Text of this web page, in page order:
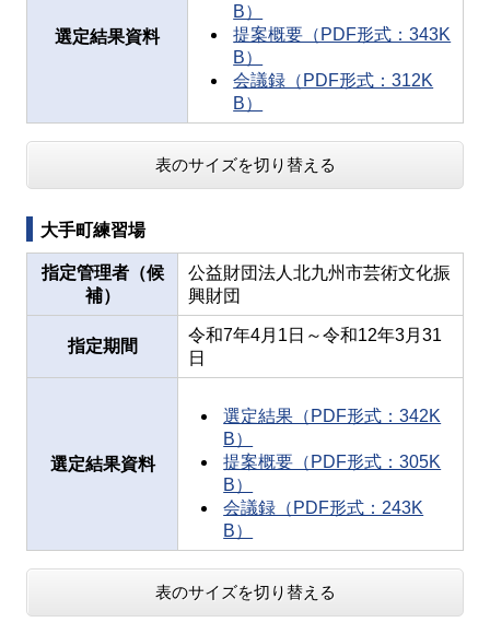
選定結果資料
B）
提案概要（PDF形式：343K
B）
会議録（PDF形式：312K
B）
表のサイズを切り替える
大手町練習場
指定管理者（候
補）
公益財団法人北九州市芸術文化振
興財団
指定期間
令和7年4月1日～令和12年3月31
日
選定結果資料
選定結果（PDF形式：342K
B）
提案概要（PDF形式：305K
B）
会議録（PDF形式：243K
B）
表のサイズを切り替える